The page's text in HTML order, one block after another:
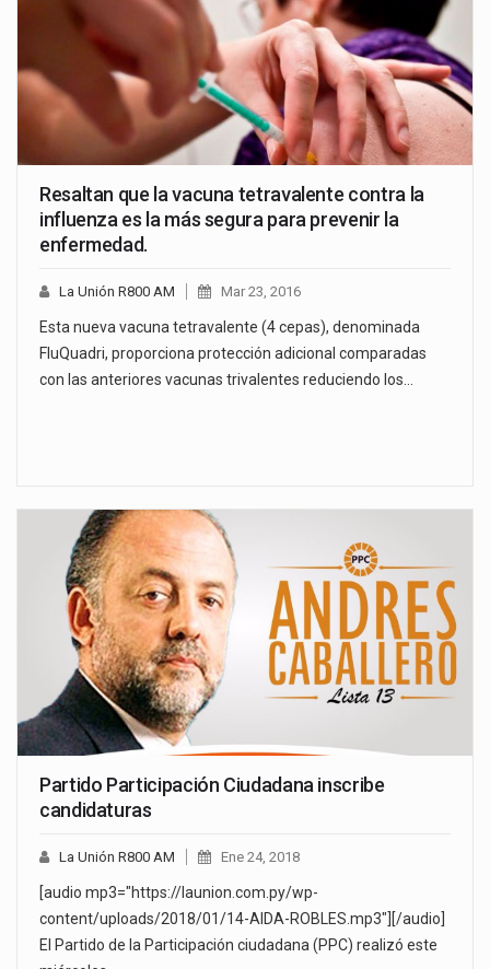
Resaltan que la vacuna tetravalente contra la
influenza es la más segura para prevenir la
enfermedad.
La Unión R800 AM Mar 23, 2016
Esta nueva vacuna tetravalente (4 cepas), denominada
FluQuadri, proporciona protección adicional comparadas
con las anteriores vacunas trivalentes reduciendo los…
Partido Participación Ciudadana inscribe
candidaturas
La Unión R800 AM Ene 24, 2018
[audio mp3="https://launion.com.py/wp-
content/uploads/2018/01/14-AIDA-ROBLES.mp3"][/audio]
El Partido de la Participación ciudadana (PPC) realizó este